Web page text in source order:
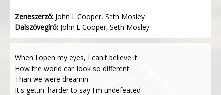
Zeneszerző: John L Cooper, Seth Mosley
Dalszövegíró: John L Cooper, Seth Mosley
When I open my eyes, I can't believe it
How the world can look so different
Than we were dreamin'
It's gettin' harder to say I'm undefeated